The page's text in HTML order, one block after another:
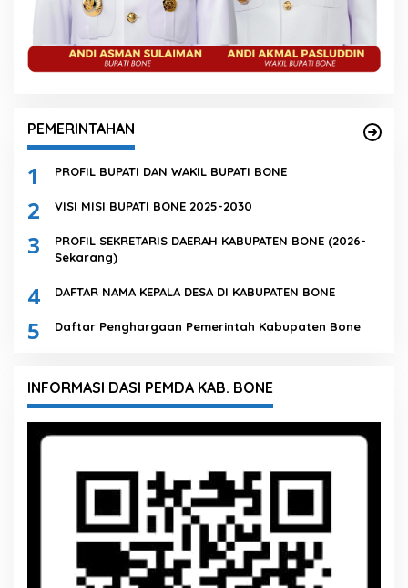
PEMERINTAHAN
1 PROFIL BUPATI DAN WAKIL BUPATI BONE
2 VISI MISI BUPATI BONE 2025-2030
3
PROFIL SEKRETARIS DAERAH KABUPATEN BONE (2026-
Sekarang)
4 DAFTAR NAMA KEPALA DESA DI KABUPATEN BONE
5 Daftar Penghargaan Pemerintah Kabupaten Bone
INFORMASI DASI PEMDA KAB. BONE